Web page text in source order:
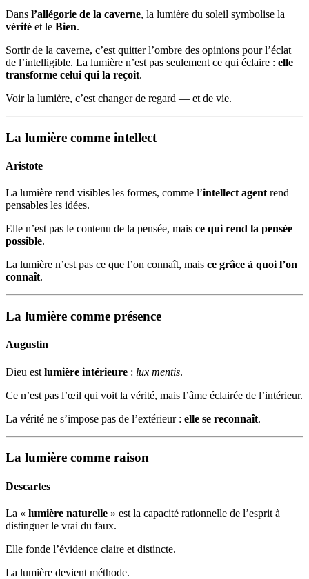
Dans l’allégorie de la caverne, la lumière du soleil symbolise la
vérité et le Bien.
Sortir de la caverne, c’est quitter l’ombre des opinions pour l’éclat
de l’intelligible. La lumière n’est pas seulement ce qui éclaire : elle
transforme celui qui la reçoit.
Voir la lumière, c’est changer de regard — et de vie.
La lumière comme intellect
Aristote
La lumière rend visibles les formes, comme l’intellect agentrend
pensables les idées.
Elle n’est pas le contenu de la pensée, mais ce qui rend la pensée
possible.
La lumière n’est pas ce que l’on connaît, mais ce grâce à quoi l’on
connaît.
La lumière comme présence
Augustin
Dieu est lumière intérieure : lux mentis.
Ce n’est pas l’œil qui voit la vérité, mais l’âme éclairée de l’intérieur.
La vérité ne s’impose pas de l’extérieur : elle se reconnaît.
La lumière comme raison
Descartes
La « lumière naturelle » est la capacité rationnelle de l’esprit à
distinguer le vrai du faux.
Elle fonde l’évidence claire et distincte.
La lumière devient méthode.